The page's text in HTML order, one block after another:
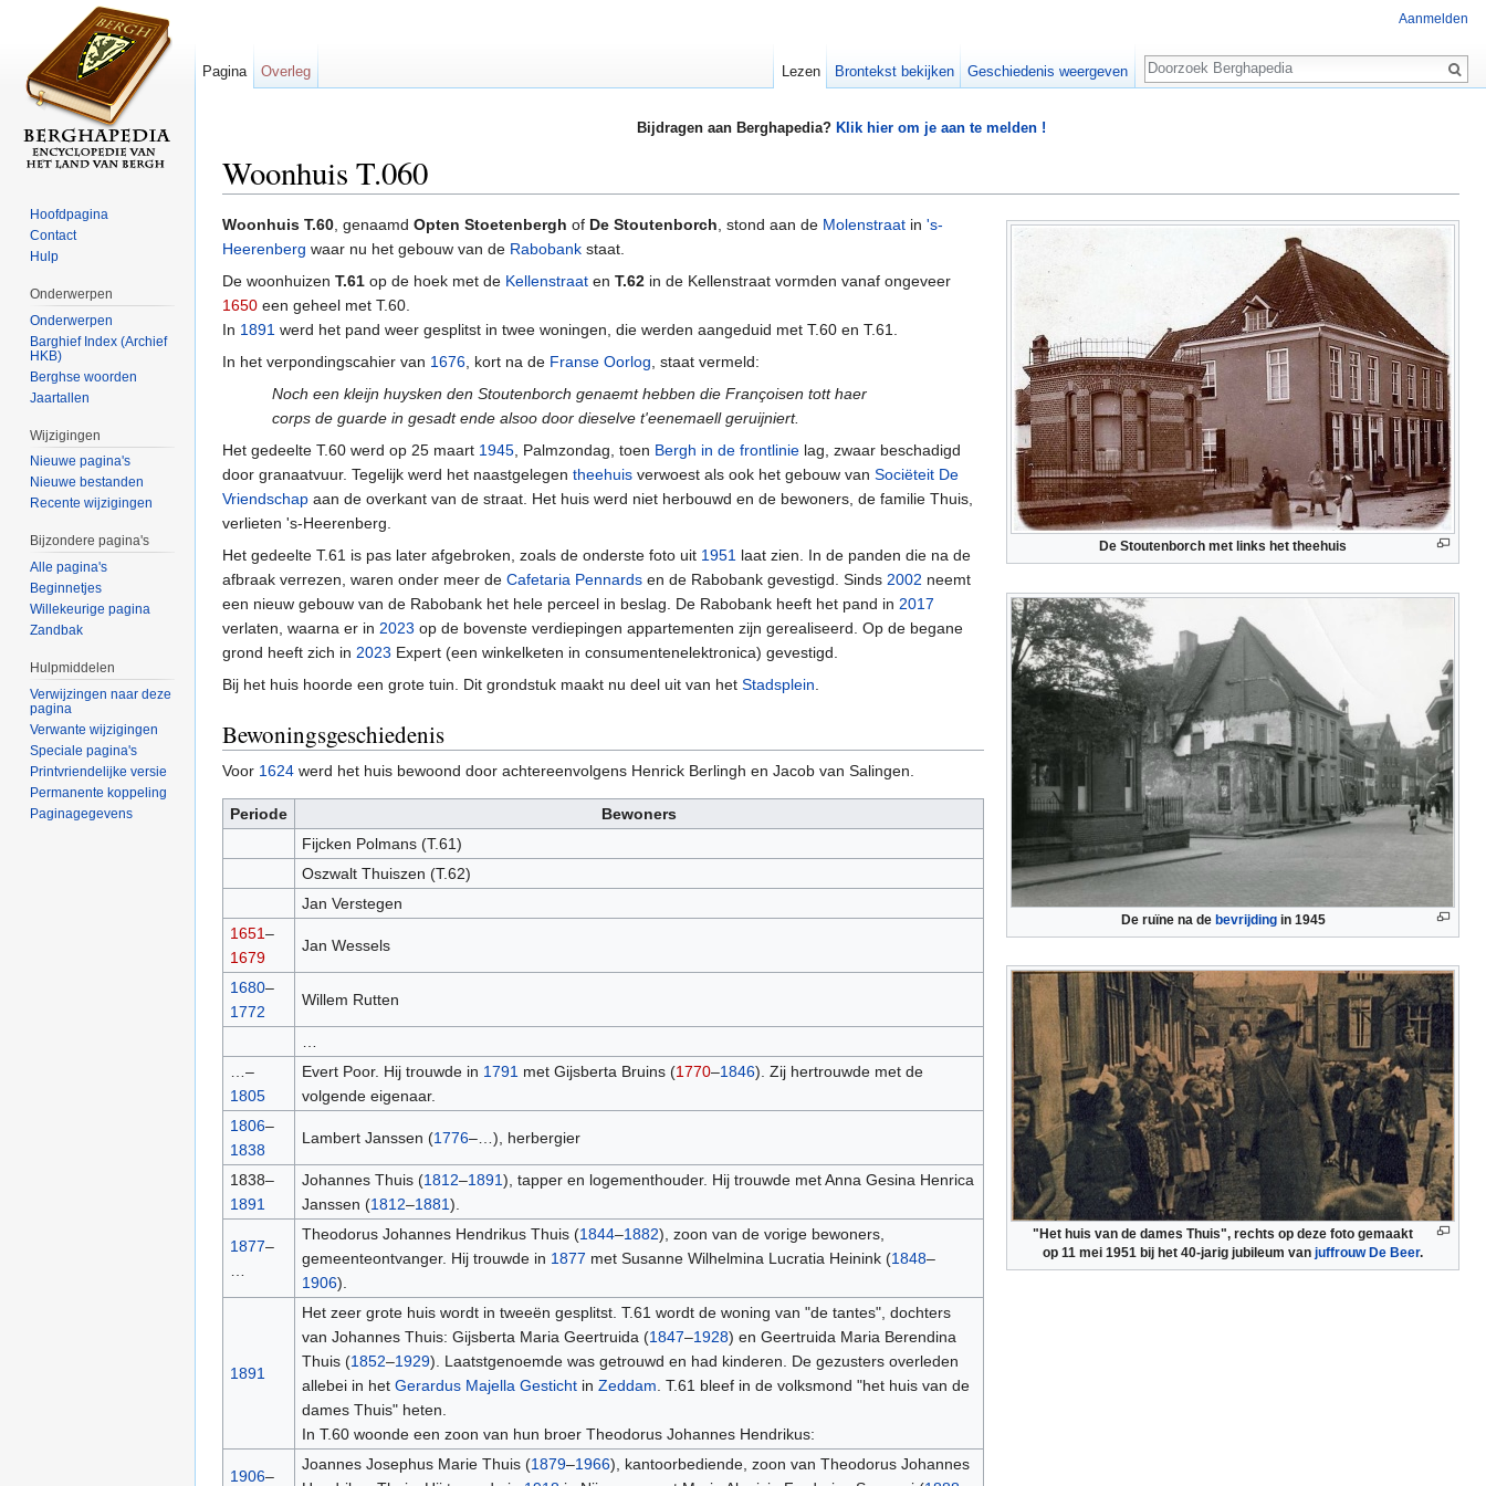
Bijdragen aan Berghapedia? Klik hier om je aan te melden !
Woonhuis T.060
De Stoutenborch met links het theehuis
De ruïne na de bevrijdingin 1945
"Het huis van de dames Thuis", rechts op deze foto gemaakt
op 11 mei 1951 bij het 40-jarig jubileum van juffrouw De Beer.
Woonhuis T.60, genaamd Opten Stoetenbergh of De Stoutenborch, stond aan de Molenstraat in 's-
Heerenberg waar nu het gebouw van de Rabobank staat.
De woonhuizen T.61 op de hoek met de Kellenstraat en T.62 in de Kellenstraat vormden vanaf ongeveer
1650 een geheel met T.60.
In 1891 werd het pand weer gesplitst in twee woningen, die werden aangeduid met T.60 en T.61.
In het verpondingscahier van 1676, kort na de Franse Oorlog, staat vermeld:
Noch een kleijn huysken den Stoutenborch genaemt hebben die Françoisen tott haer
corps de guarde in gesadt ende alsoo door dieselve t'eenemaell geruijniert.
Het gedeelte T.60 werd op 25 maart 1945, Palmzondag, toen Bergh in de frontlinie lag, zwaar beschadigd
door granaatvuur. Tegelijk werd het naastgelegen theehuis verwoest als ook het gebouw van Sociëteit De
Vriendschap aan de overkant van de straat. Het huis werd niet herbouwd en de bewoners, de familie Thuis,
verlieten 's-Heerenberg.
Het gedeelte T.61 is pas later afgebroken, zoals de onderste foto uit 1951 laat zien. In de panden die na de
afbraak verrezen, waren onder meer de Cafetaria Pennards en de Rabobank gevestigd. Sinds 2002 neemt
een nieuw gebouw van de Rabobank het hele perceel in beslag. De Rabobank heeft het pand in 2017
verlaten, waarna er in 2023 op de bovenste verdiepingen appartementen zijn gerealiseerd. Op de begane
grond heeft zich in 2023 Expert (een winkelketen in consumentenelektronica) gevestigd.
Bij het huis hoorde een grote tuin. Dit grondstuk maakt nu deel uit van het Stadsplein.
Bewoningsgeschiedenis
Voor 1624 werd het huis bewoond door achtereenvolgens Henrick Berlingh en Jacob van Salingen.
Periode
Bewoners
Fijcken Polmans (T.61)
Oszwalt Thuiszen (T.62)
Jan Verstegen
1651–
1679
Jan Wessels
1680–
1772
Willem Rutten
…
…–
1805
Evert Poor. Hij trouwde in 1791met Gijsberta Bruins (1770–1846). Zij hertrouwde met de
volgende eigenaar.
1806–
1838
Lambert Janssen (1776–…), herbergier
1838–
1891
Johannes Thuis (1812–1891), tapper en logementhouder. Hij trouwde met Anna Gesina Henrica
Janssen (1812–1881).
1877–
…
Theodorus Johannes Hendrikus Thuis (1844–1882), zoon van de vorige bewoners,
gemeenteontvanger. Hij trouwde in 1877 met Susanne Wilhelmina Lucratia Heinink (1848–
1906).
1891
Het zeer grote huis wordt in tweeën gesplitst. T.61 wordt de woning van "de tantes", dochters
van Johannes Thuis: Gijsberta Maria Geertruida (1847–1928) en Geertruida Maria Berendina
Thuis (1852–1929). Laatstgenoemde was getrouwd en had kinderen. De gezusters overleden
allebei in het Gerardus Majella Gestichtin Zeddam. T.61 bleef in de volksmond "het huis van de
dames Thuis" heten.
In T.60 woonde een zoon van hun broer Theodorus Johannes Hendrikus:
1906–
Joannes Josephus Marie Thuis (1879–1966), kantoorbediende, zoon van Theodorus Johannes
Aanmelden
Pagina Overleg Lezen Brontekst bekijken Geschiedenis weergeven
Zoeken
Hoofdpagina
Contact
Hulp
Onderwerpen
Onderwerpen
Barghief Index (Archief
HKB)
Berghse woorden
Jaartallen
Wijzigingen
Nieuwe pagina's
Nieuwe bestanden
Recente wijzigingen
Bijzondere pagina's
Alle pagina's
Beginnetjes
Willekeurige pagina
Zandbak
Hulpmiddelen
Verwijzingen naar deze
pagina
Verwante wijzigingen
Speciale pagina's
Printvriendelijke versie
Permanente koppeling
Paginagegevens